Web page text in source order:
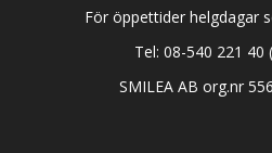
För öppettider helgdagar
Tel:08-540 221 40
SMILEA AB org.nr